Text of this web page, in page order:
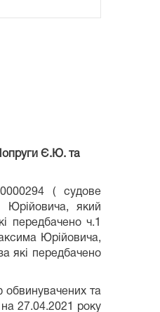
Є.Ю. та
( судове
який
передбачено ч.1
Юрійовича,
які передбачено
обвинувачених та
27.04.2021 року